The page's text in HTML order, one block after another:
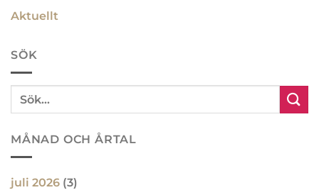
Aktuellt
SÖK
MÅNAD OCH ÅRTAL
juli 2026 (3)